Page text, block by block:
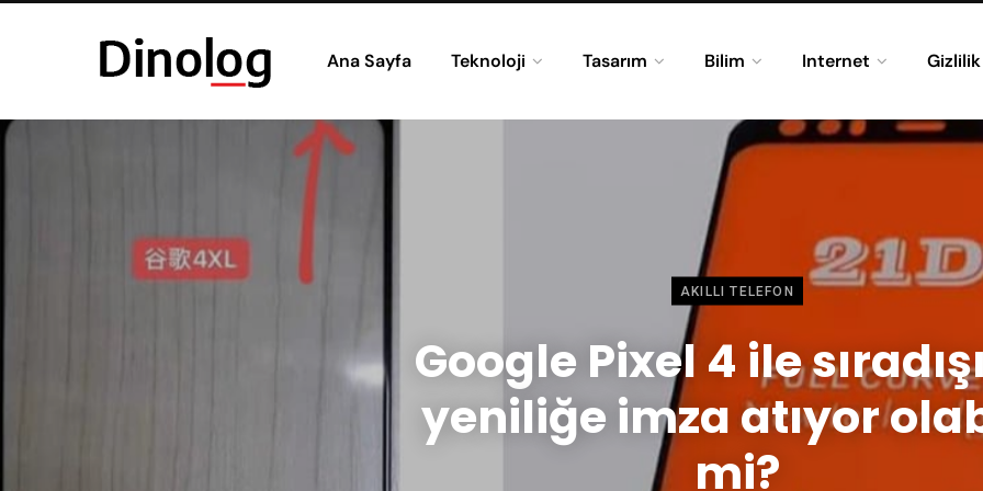
Ana Sayfa Teknoloji Tasarım Bilim Internet
AKILLI TELEFON
Google Pixel 4 ile
yeniliğe imza atıyor
mi?